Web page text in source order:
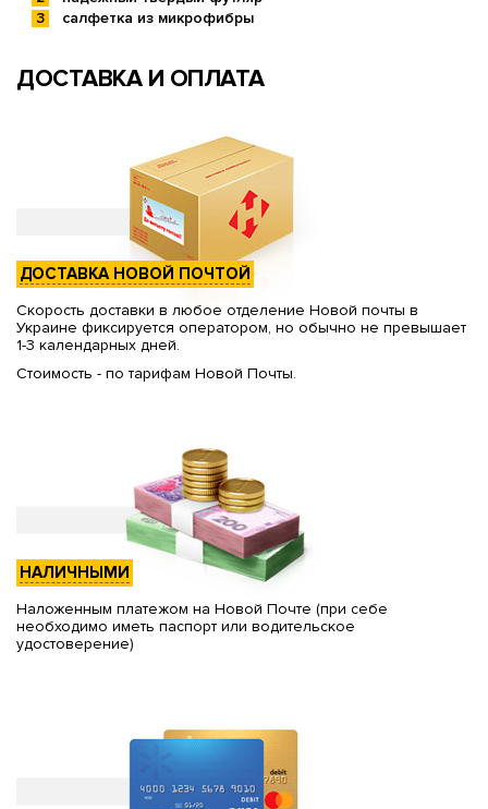
салфетка из микрофибры
ДОСТАВКА И ОПЛАТА
ДОСТАВКА НОВОЙ ПОЧТОЙ
Скорость доставки в любое отделение Новой почты в
Украине фиксируется оператором, но обычно не превышает
1-3 календарных дней.
Стоимость - по тарифам Новой Почты.
НАЛИЧНЫМИ
Наложенным платежом на Новой Почте (при себе
необходимо иметь паспорт или водительское
удостоверение)